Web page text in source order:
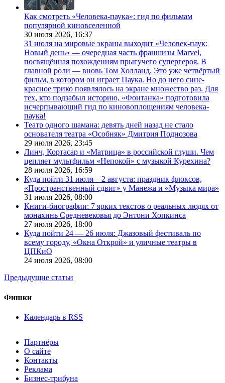
Как смотреть «Человека-паука»: гид по фильмам
популярной киновселенной
30 июля 2026, 16:37
31 июля на мировые экраны выходит «Человек-паук:
Новый день» — очередная часть франшизы Marvel,
посвящённая похождениям прыгучего супергероя. В
главной роли — вновь Том Холланд. Это уже четвёртый
фильм, в котором он играет Паука. Но до него сине-
красное трико появлялось на экране множество раз. Для
тех, кто подзабыл историю, «Фонтанка» подготовила
исчерпывающий гид по киновоплощениям человека-
паука!
Театр одного шамана: девять дней назад не стало
основателя театра «Особняк» Дмитрия Поднозова
29 июля 2026, 23:45
Линч, Кортасар и «Матрица» в российской глуши. Чем
цепляет мультфильм «Непокой» с музыкой Курехина?
28 июля 2026, 16:59
Куда пойти 31 июля—2 августа: праздник флоксов,
«Пространственный сдвиг» у Манежа и «Музыка мира»
31 июля 2026, 08:00
Книги-биографии: 7 ярких текстов о реальных людях от
монахинь Средневековья до Энтони Хопкинса
27 июля 2026, 18:00
Куда пойти 24 — 26 июля: Джазовый фестиваль по
всему городу, «Окна Открой» и уличные театры в
ЦПКиО
24 июля 2026, 08:00
Предыдущие статьи
Фишки
Календарь в RSS
Партнёры
О сайте
Контакты
Реклама
Бизнес-трибуна